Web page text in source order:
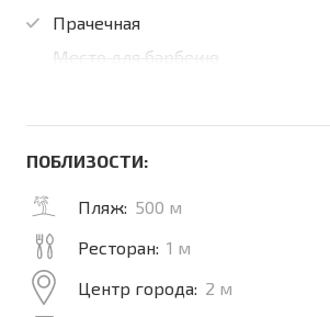
Прачечная
Место для барбекю
ПОБЛИЗОСТИ:
Пляж: 500 м
Ресторан: 1 м
Центр города: 2 м